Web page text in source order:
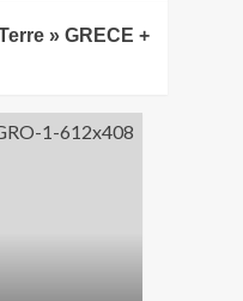
» GRECE +